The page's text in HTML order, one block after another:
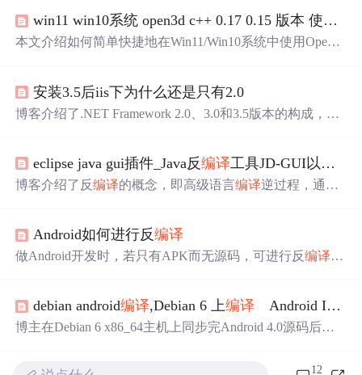
win11 win10系统 open3d c++ 0.17 0.15 版本 使用最简单方便的方式，可以不使用 vs2019 ，不用源码
本文介绍如何简单快捷地在Win11/Win10系统中使用Open3
定代码。遇到问题如编译错误或DLL复制失败，可通过修
改CMakeCache.txt和CMakeLists.txt解决。
安装3.5后iis下为什么还是只有2.0
博客介绍了.NET Framework 2.0、3.0和3.5版本的构成，指
未对CLR做大的升级。
eclipse java gui插件_Java反编译工具JD-GUI以及Eclipse的反
博客介绍了反编译的概念，即高级语言编译逆过程，通常
编译插件jd - eclipse和Enhanced Class Decompiler 3.0.0的安
装方法。
Android如何进行反编译
做Android开发时，若只有APK而无源码，可进行反编译。
过cmd指令生成jar文件，再用jd - gui打开找代码，后续还会
分享更多相关内容。
debian android编译,Debian 6 上编译 Android ICS4.0
博主在Debian 6 x86_64主机上同步完Android 4.0源码后编
12